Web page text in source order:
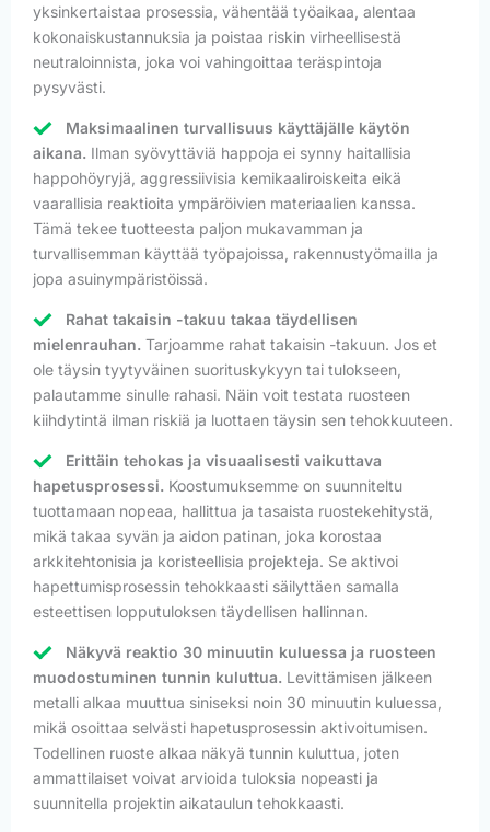
yksinkertaistaa prosessia, vähentää työaikaa, alentaa
kokonaiskustannuksia ja poistaa riskin virheellisestä
neutraloinnista, joka voi vahingoittaa teräspintoja
pysyvästi.
Maksimaalinen turvallisuus käyttäjälle käytön
aikana. Ilman syövyttäviä happoja ei synny haitallisia
happohöyryjä, aggressiivisia kemikaaliroiskeita eikä
vaarallisia reaktioita ympäröivien materiaalien kanssa.
Tämä tekee tuotteesta paljon mukavamman ja
turvallisemman käyttää työpajoissa, rakennustyömailla ja
jopa asuinympäristöissä.
Rahat takaisin -takuu takaa täydellisen
mielenrauhan. Tarjoamme rahat takaisin -takuun. Jos et
ole täysin tyytyväinen suorituskykyyn tai tulokseen,
palautamme sinulle rahasi. Näin voit testata ruosteen
kiihdytintä ilman riskiä ja luottaen täysin sen tehokkuuteen.
Erittäin tehokas ja visuaalisesti vaikuttava
hapetusprosessi. Koostumuksemme on suunniteltu
tuottamaan nopeaa, hallittua ja tasaista ruostekehitystä,
mikä takaa syvän ja aidon patinan, joka korostaa
arkkitehtonisia ja koristeellisia projekteja. Se aktivoi
hapettumisprosessin tehokkaasti säilyttäen samalla
esteettisen lopputuloksen täydellisen hallinnan.
Näkyvä reaktio 30 minuutin kuluessa ja ruosteen
muodostuminen tunnin kuluttua. Levittämisen jälkeen
metalli alkaa muuttua siniseksi noin 30 minuutin kuluessa,
mikä osoittaa selvästi hapetusprosessin aktivoitumisen.
Todellinen ruoste alkaa näkyä tunnin kuluttua, joten
ammattilaiset voivat arvioida tuloksia nopeasti ja
suunnitella projektin aikataulun tehokkaasti.